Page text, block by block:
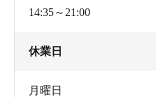
14:35～21:00
休業日
月曜日